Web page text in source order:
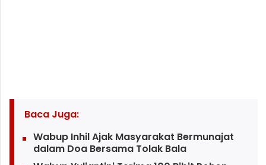
Baca Juga:
Wabup Inhil Ajak Masyarakat Bermunajat
dalam Doa Bersama Tolak Bala